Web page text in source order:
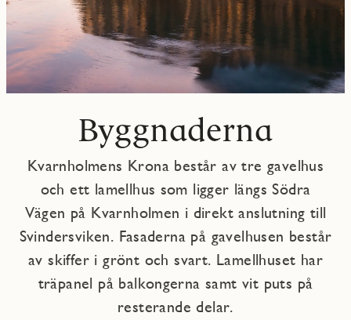
Byggnaderna
Kvarnholmens Krona består av tre gavelhus
och ett lamellhus som ligger längs Södra
Vägen på Kvarnholmen i direkt anslutning till
Svindersviken. Fasaderna på gavelhusen består
av skiffer i grönt och svart. Lamellhuset har
träpanel på balkongerna samt vit puts på
resterande delar.